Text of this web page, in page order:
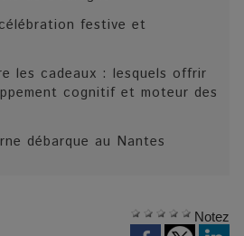
festive et
les cadeaux : lesquels offrir
cognitif et moteur des
débarque au Nantes
Notez